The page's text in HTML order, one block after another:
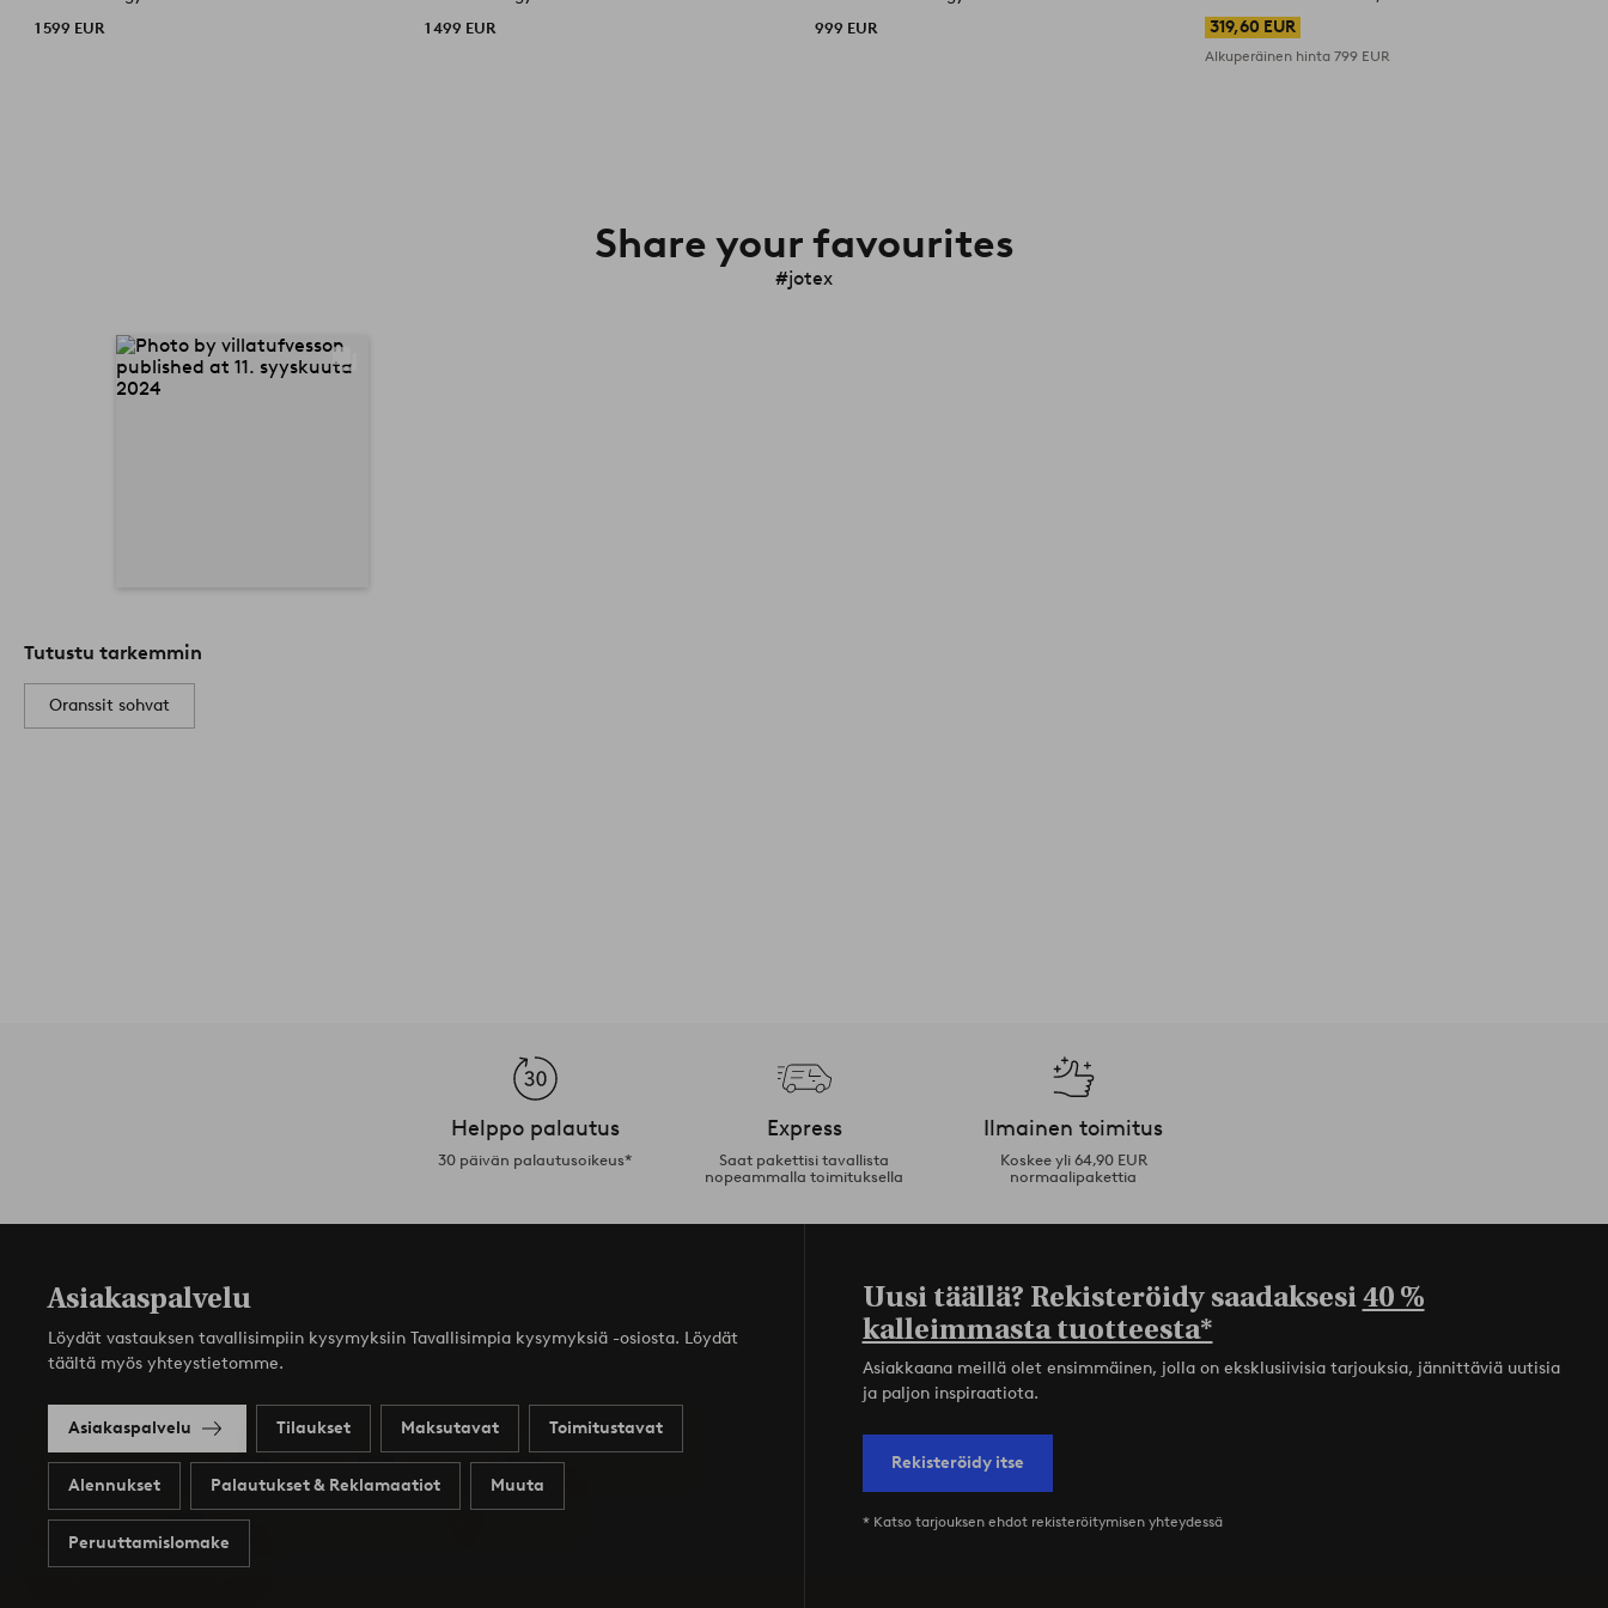
1 599 EUR 1 499 EUR 999 EUR
319,60 EUR
Alkuperäinen hinta799 EUR
Share your favourites
#jotex
Tutustu tarkemmin
Oranssit sohvat
Helppo palautus
30 päivän palautusoikeus*
Express
Saat pakettisi tavallista
nopeammalla toimituksella
Ilmainen toimitus
Koskee yli 64,90 EUR
normaalipakettia
Asiakaspalvelu
Löydät vastauksen tavallisimpiin kysymyksiin Tavallisimpia kysymyksiä -osiosta. Löydät
täältä myös yhteystietomme.
Asiakaspalvelu Tilaukset Maksutavat Toimitustavat
Alennukset Palautukset & Reklamaatiot Muuta
Peruuttamislomake
Uusi täällä? Rekisteröidy saadaksesi40 %
kalleimmasta tuotteesta*
Asiakkaana meillä olet ensimmäinen, jolla on eksklusiivisia tarjouksia, jännittäviä uutisia
ja paljon inspiraatiota.
Rekisteröidy itse
* Katso tarjouksen ehdot rekisteröitymisen yhteydessä